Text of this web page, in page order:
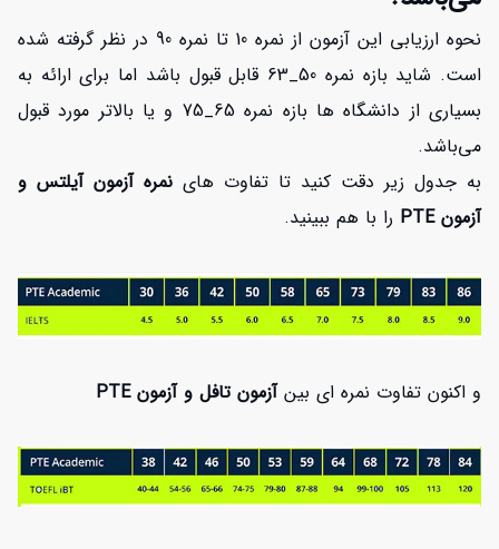
نحوه ارزیابی این آزمون از نمره 10 تا نمره 90 در نظر گرفته شده
است. شاید بازه نمره 50_63 قابل قبول باشد اما برای ارائه به
بسیاری از دانشگاه ها بازه نمره 65_75 و یا بالاتر مورد قبول
مي‌باشد.
به جدول زیر دقت کنید تا تفاوت های نمره آزمون آیلتس و
آزمون PTE
را با هم ببینید.
و اکنون تفاوت نمره ای بینآزمون تافل و آزمون PTE